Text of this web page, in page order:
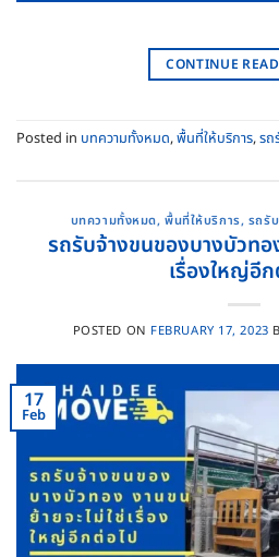
CONTINUE
Posted in บทความทั้งหมด,พื้นที่ให้บริการ,รถ
บทความทั้งหมด,พื้นที่ให้บริการ, รถรั
รถรับจ้างขนของบางบัวทอ
เรื่องใหญ่อีก
POSTED ON FEBRUARY 17, 2023
17
Feb